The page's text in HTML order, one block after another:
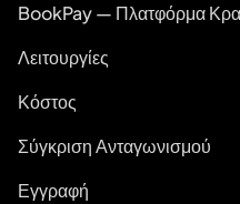
BookPay — Πλατφόρμα
Λειτουργίες
Κόστος
Σύγκριση Ανταγωνισμού
Εγγραφή